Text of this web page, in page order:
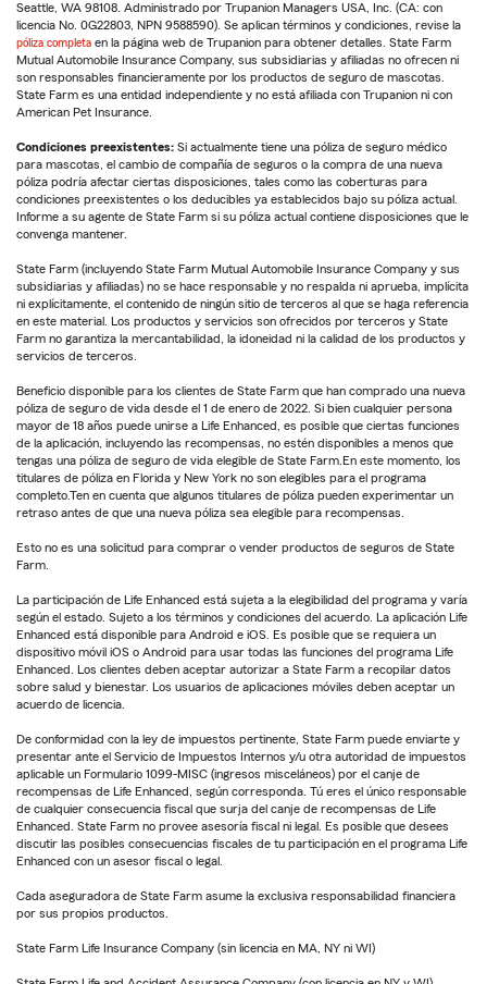
Seattle, WA 98108. Administrado por Trupanion Managers USA, Inc. (CA: con
licencia No. 0G22803, NPN 9588590). Se aplican términos y condiciones, revise la
póliza completa en la página web de Trupanion para obtener detalles. State Farm
Mutual Automobile Insurance Company, sus subsidiarias y afiliadas no ofrecen ni
son responsables financieramente por los productos de seguro de mascotas.
State Farm es una entidad independiente y no está afiliada con Trupanion ni con
American Pet Insurance.
Condiciones preexistentes: Si actualmente tiene una póliza de seguro médico
para mascotas, el cambio de compañía de seguros o la compra de una nueva
póliza podría afectar ciertas disposiciones, tales como las coberturas para
condiciones preexistentes o los deducibles ya establecidos bajo su póliza actual.
Informe a su agente de State Farm si su póliza actual contiene disposiciones que le
convenga mantener.
State Farm (incluyendo State Farm Mutual Automobile Insurance Company y sus
subsidiarias y afiliadas) no se hace responsable y no respalda ni aprueba, implícita
ni explícitamente, el contenido de ningún sitio de terceros al que se haga referencia
en este material. Los productos y servicios son ofrecidos por terceros y State
Farm no garantiza la mercantabilidad, la idoneidad ni la calidad de los productos y
servicios de terceros.
Beneficio disponible para los clientes de State Farm que han comprado una nueva
póliza de seguro de vida desde el 1 de enero de 2022. Si bien cualquier persona
mayor de 18 años puede unirse a Life Enhanced, es posible que ciertas funciones
de la aplicación, incluyendo las recompensas, no estén disponibles a menos que
tengas una póliza de seguro de vida elegible de State Farm.En este momento, los
titulares de póliza en Florida y New York no son elegibles para el programa
completo.Ten en cuenta que algunos titulares de póliza pueden experimentar un
retraso antes de que una nueva póliza sea elegible para recompensas.
Esto no es una solicitud para comprar o vender productos de seguros de State
Farm.
La participación de Life Enhanced está sujeta a la elegibilidad del programa y varía
según el estado. Sujeto a los términos y condiciones del acuerdo. La aplicación Life
Enhanced está disponible para Android e iOS. Es posible que se requiera un
dispositivo móvil iOS o Android para usar todas las funciones del programa Life
Enhanced. Los clientes deben aceptar autorizar a State Farm a recopilar datos
sobre salud y bienestar. Los usuarios de aplicaciones móviles deben aceptar un
acuerdo de licencia.
De conformidad con la ley de impuestos pertinente, State Farm puede enviarte y
presentar ante el Servicio de Impuestos Internos y/u otra autoridad de impuestos
aplicable un Formulario 1099-MISC (ingresos misceláneos) por el canje de
recompensas de Life Enhanced, según corresponda. Tú eres el único responsable
de cualquier consecuencia fiscal que surja del canje de recompensas de Life
Enhanced. State Farm no provee asesoría fiscal ni legal. Es posible que desees
discutir las posibles consecuencias fiscales de tu participación en el programa Life
Enhanced con un asesor fiscal o legal.
Cada aseguradora de State Farm asume la exclusiva responsabilidad financiera
por sus propios productos.
State Farm Life Insurance Company (sin licencia en MA, NY ni WI)